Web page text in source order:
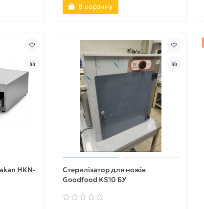
В корзину
HKN-
Стерилізатор для ножів
Goodfood KS10 БУ